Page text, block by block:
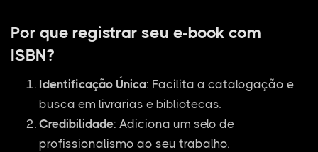
Por que registrar seu e-book com
ISBN?
Identificação Única: Facilita a catalogação e
busca em livrarias e bibliotecas.
Credibilidade: Adiciona um selo de
profissionalismo ao seu trabalho.